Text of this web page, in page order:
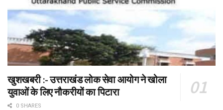
खुशखबरी :- उत्तराखंड लोक सेवा आयोग ने खोला
युवाओं के लिए नौकरीयों का पिटारा
0 SHARES